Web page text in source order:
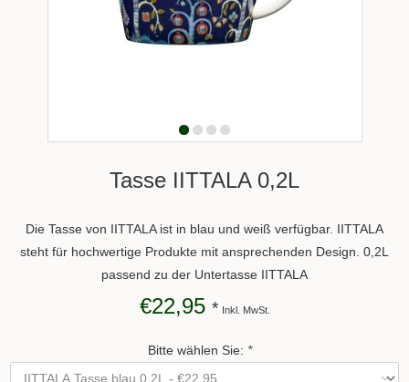
Tasse IITTALA 0,2L
Die Tasse von IITTALA ist in blau und weiß verfügbar. IITTALA
steht für hochwertige Produkte mit ansprechenden Design. 0,2L
passend zu der Untertasse IITTALA
€22,95 * Inkl. MwSt.
Bitte wählen Sie: *